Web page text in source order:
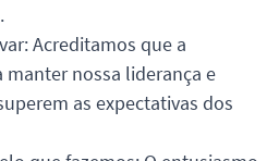
Acreditamos que a
manter nossa liderança e
as expectativas dos